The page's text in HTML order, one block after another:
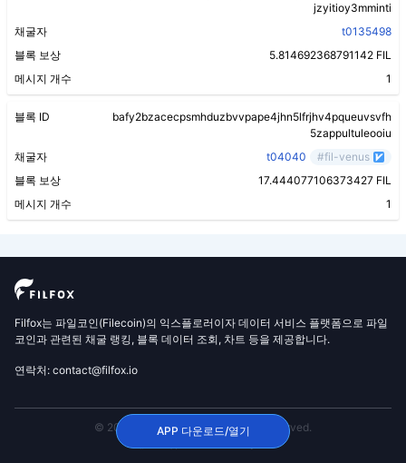
jzyitioy3mminti
채굴자
t0135498
블록 보상
5.814692368791142 FIL
메시지 개수
1
블록 ID
bafy2bzacecpsmhduzbvvpape4jhn5lfrjhv4pqueuvsvfh
5zappultuleooiu
채굴자
t04040
#fil-venus
블록 보상
17.444077106373427 FIL
메시지 개수
1
Filfox는 파일코인(Filecoin)의 익스플로러이자 데이터 서비스 플랫폼으로 파일
코인과 관련된 채굴 랭킹, 블록 데이터 조회, 차트 등을 제공합니다.
연락처: contact@filfox.io
© 2020 FilFox Project. All Rights Reserved.
APP 다운로드/열기